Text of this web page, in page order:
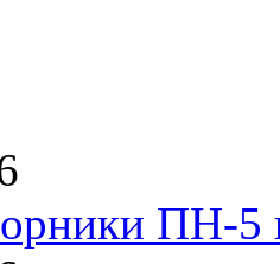
ПН-